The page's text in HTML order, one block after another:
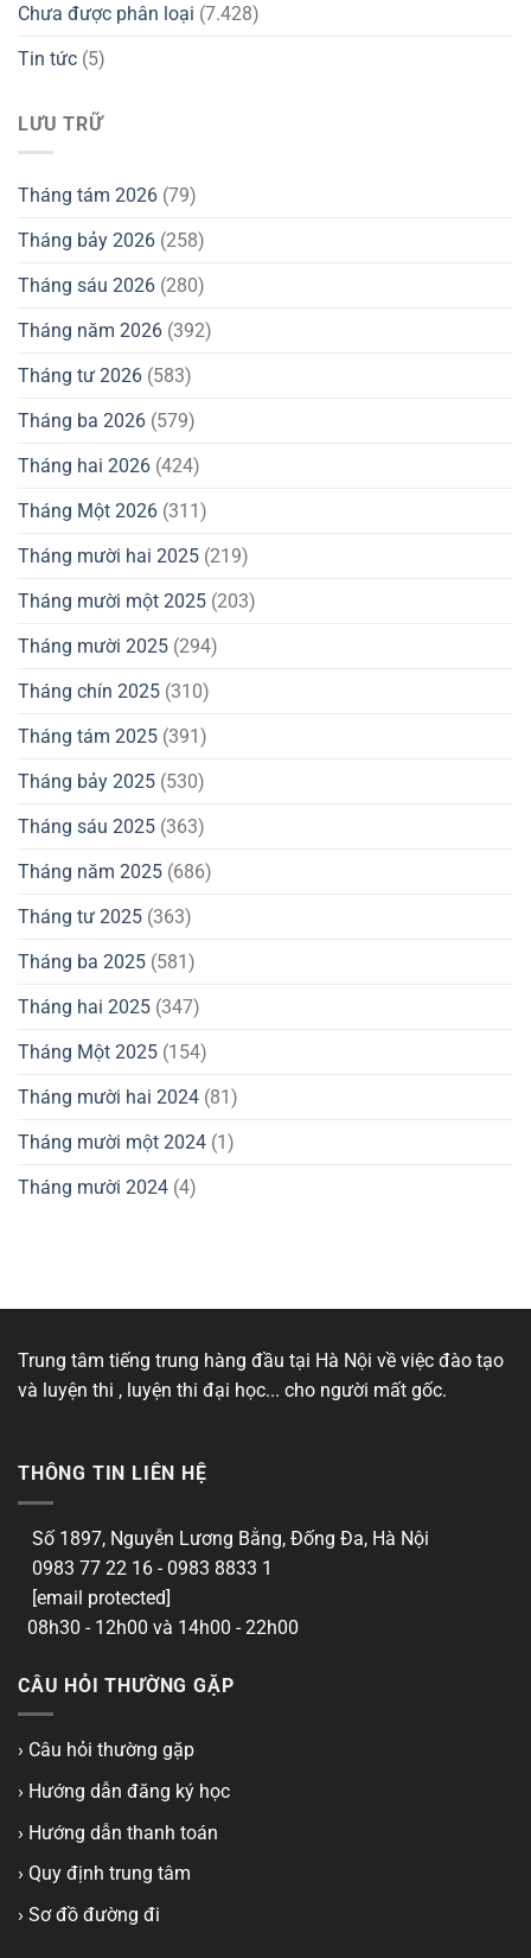
Chưa được phân loại (7.428)
Tin tức (5)
LƯU TRỮ
Tháng tám 2026 (79)
Tháng bảy 2026 (258)
Tháng sáu 2026 (280)
Tháng năm 2026 (392)
Tháng tư 2026 (583)
Tháng ba 2026 (579)
Tháng hai 2026 (424)
Tháng Một 2026 (311)
Tháng mười hai 2025 (219)
Tháng mười một 2025 (203)
Tháng mười 2025 (294)
Tháng chín 2025 (310)
Tháng tám 2025 (391)
Tháng bảy 2025 (530)
Tháng sáu 2025 (363)
Tháng năm 2025 (686)
Tháng tư 2025 (363)
Tháng ba 2025 (581)
Tháng hai 2025 (347)
Tháng Một 2025 (154)
Tháng mười hai 2024 (81)
Tháng mười một 2024 (1)
Tháng mười 2024 (4)
Trung tâm tiếng trung hàng đầu tại Hà Nội về việc đào tạo
và luyện thi , luyện thi đại học... cho người mất gốc.
THÔNG TIN LIÊN HỆ
Số 1897, Nguyễn Lương Bằng, Đống Đa, Hà Nội
0983 77 22 16 - 0983 8833 1
[email protected]
08h30 - 12h00 và 14h00 - 22h00
CÂU HỎI THƯỜNG GẶP
› Câu hỏi thường gặp
› Hướng dẫn đăng ký học
› Hướng dẫn thanh toán
› Quy định trung tâm
› Sơ đồ đường đi